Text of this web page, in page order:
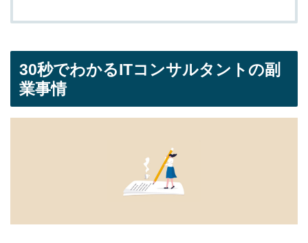
30秒でわかるITコンサルタントの副
業事情